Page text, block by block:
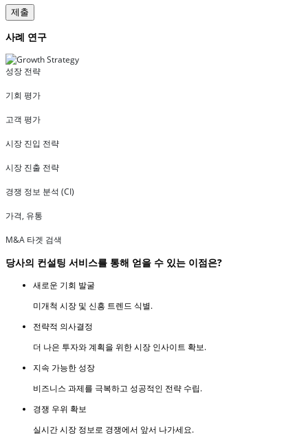
제출
사례 연구
성장 전략
기회 평가
고객 평가
시장 진입 전략
시장 진출 전략
경쟁 정보 분석 (CI)
가격, 유통
M&A 타겟 검색
당사의 컨설팅 서비스를 통해 얻을 수 있는 이점은?
새로운 기회 발굴
미개척 시장 및 신흥 트렌드 식별.
전략적 의사결정
더 나은 투자와 계획을 위한 시장 인사이트 확보.
지속 가능한 성장
비즈니스 과제를 극복하고 성공적인 전략 수립.
경쟁 우위 확보
실시간 시장 정보로 경쟁에서 앞서 나가세요.